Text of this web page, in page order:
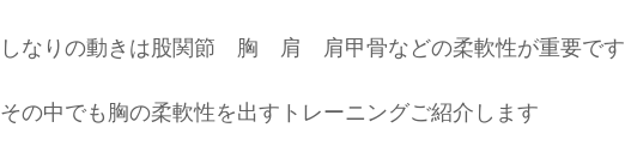
しなりの動きは股関節　胸　肩　肩甲骨などの柔軟性が重要です
その中でも胸の柔軟性を出すトレーニングご紹介します